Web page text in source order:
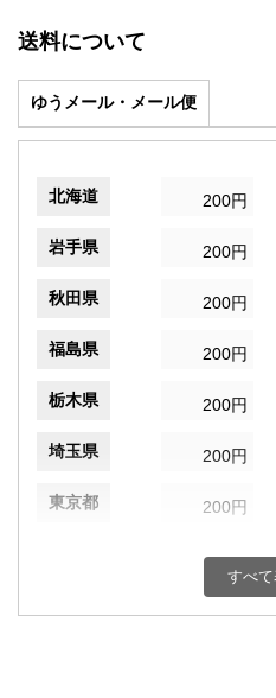
送料について
ゆうメール・メール便
北海道 200円
岩手県 200円
秋田県 200円
福島県 200円
栃木県 200円
埼玉県 200円
東京都 200円
200円
すべ